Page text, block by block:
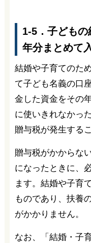
1-5．子ども
年分まとめて
結婚や子育てのた
て子ども名義の口
金した資金をその
に使いきれなかっ
贈与税が発生する
贈与税がかからな
になったときに、
ます。結婚や子育
ものであり、扶養
がかかりません。
なお、「結婚・子